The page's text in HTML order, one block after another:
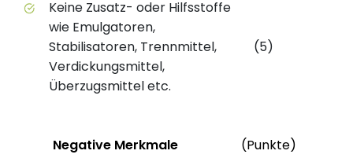
Keine Zusatz- oder Hilfsstoffe
wie Emulgatoren,
Stabilisatoren, Trennmittel,
Verdickungsmittel,
Überzugsmittel etc.
(5)
StatusNegative Merkmale (Punkte)